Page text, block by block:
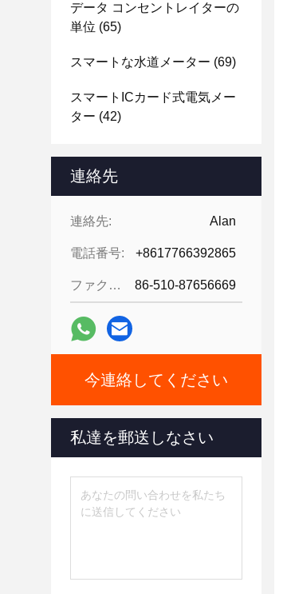
データ コンセントレイターの
単位 (65)
スマートな水道メーター (69)
スマートICカード式電気メー
ター (42)
連絡先
連絡先: Alan
電話番号: +8617766392865
ファクシミリ: 86-510-87656669
今連絡してください
私達を郵送しなさい